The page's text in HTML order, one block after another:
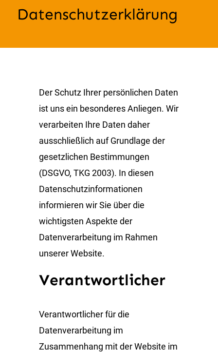
Datenschutzerklärung
Der Schutz Ihrer persönlichen Daten
ist uns ein besonderes Anliegen. Wir
verarbeiten Ihre Daten daher
ausschließlich auf Grundlage der
gesetzlichen Bestimmungen
(DSGVO, TKG 2003). In diesen
Datenschutzinformationen
informieren wir Sie über die
wichtigsten Aspekte der
Datenverarbeitung im Rahmen
unserer Website.
Verantwortlicher
Verantwortlicher für die
Datenverarbeitung im
Zusammenhang mit der Website im